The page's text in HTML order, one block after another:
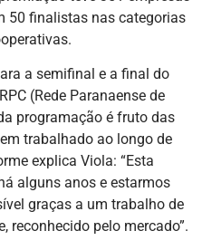
50 finalistas nas categorias
a semifinal e a final do
(Rede Paranaense de
programação é fruto das
trabalhado ao longo de
explica Viola: “Esta
alguns anos e estarmos
graças a um trabalho de
reconhecido pelo mercado”.